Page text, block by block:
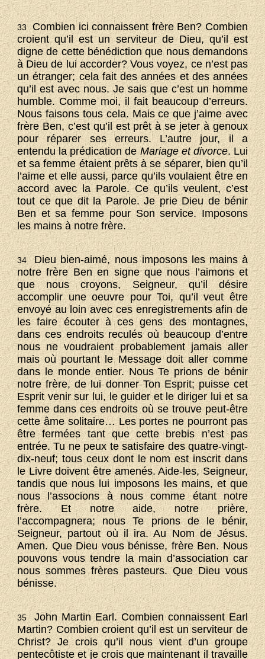
33Combien ici connaissent frère Ben? Combien
croient qu’il est un serviteur de Dieu, qu’il est
digne de cette bénédiction que nous demandons
à Dieu de lui accorder? Vous voyez, ce n’est pas
un étranger; cela fait des années et des années
qu’il est avec nous. Je sais que c’est un homme
humble. Comme moi, il fait beaucoup d’erreurs.
Nous faisons tous cela. Mais ce que j’aime avec
frère Ben, c’est qu’il est prêt à se jeter à genoux
pour réparer ses erreurs. L’autre jour, il a
entendu la prédication deMariage et divorce. Lui
et sa femme étaient prêts à se séparer, bien qu’il
l’aime et elle aussi, parce qu’ils voulaient être en
accord avec la Parole. Ce qu’ils veulent, c’est
tout ce que dit la Parole. Je prie Dieu de bénir
Ben et sa femme pour Son service. Imposons
les mains à notre frère.
34Dieu bien-aimé, nous imposons les mains à
notre frère Ben en signe que nous l’aimons et
que nous croyons, Seigneur, qu’il désire
accomplir une oeuvre pour Toi, qu’il veut être
envoyé au loin avec ces enregistrements afin de
les faire écouter à ces gens des montagnes,
dans ces endroits reculés où beaucoup d’entre
nous ne voudraient probablement jamais aller
mais où pourtant le Message doit aller comme
dans le monde entier. Nous Te prions de bénir
notre frère, de lui donner Ton Esprit; puisse cet
Esprit venir sur lui, le guider et le diriger lui et sa
femme dans ces endroits où se trouve peut-être
cette âme solitaire… Les portes ne pourront pas
être fermées tant que cette brebis n’est pas
entrée. Tu ne peux te satisfaire des quatre-vingt-
dix-neuf; tous ceux dont le nom est inscrit dans
le Livre doivent être amenés. Aide-les, Seigneur,
tandis que nous lui imposons les mains, et que
nous l’associons à nous comme étant notre
frère. Et notre aide, notre prière,
l’accompagnera; nous Te prions de le bénir,
Seigneur, partout où il ira. Au Nom de Jésus.
Amen. Que Dieu vous bénisse, frère Ben. Nous
pouvons vous tendre la main d’association car
nous sommes frères pasteurs. Que Dieu vous
bénisse.
35John Martin Earl. Combien connaissent Earl
Martin? Combien croient qu’il est un serviteur de
Christ? Je crois qu’il nous vient d’un groupe
pentecôtiste et je crois que maintenant il travaille